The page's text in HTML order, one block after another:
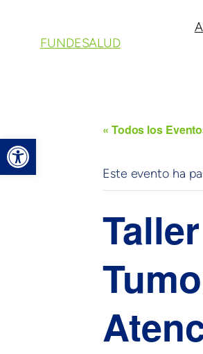
Abrir barra de
FUNDESALUD
« Todos los
Este evento ha